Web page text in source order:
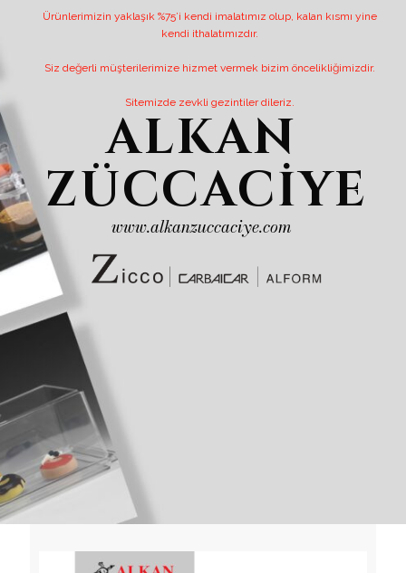
ALKAN
ZÜCCACİYE
www.alkanzuccaciye.com
Ürünlerimizin yaklaşık %75’i kendi imalatımız olup, kalan kısmı yine
kendi ithalatımızdır.
Siz değerli müşterilerimize hizmet vermek bizim öncelikliğimizdir.
Sitemizde zevkli gezintiler dileriz.